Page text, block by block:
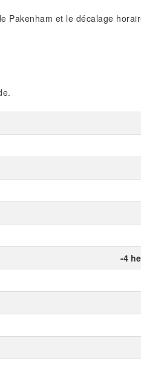
Pakenham et le décalage
-4